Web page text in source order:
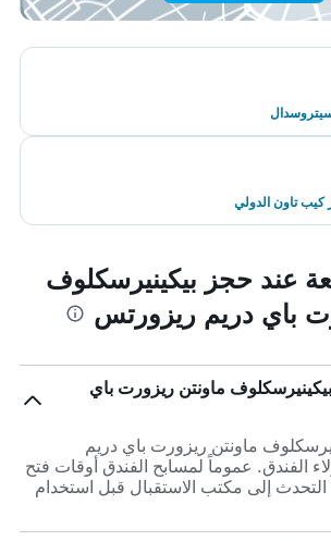
تاون الدولي
عند حجز بيكينيرسكلوف
باي دريم ريزورتس
ماونتن ريزورت باي
ماونتن ريزورت باي دريم
الفندق. عموماً لمسابح الفندق أوقات فتح
التحدث إلى مكتب الاستقبال قبل استخدام